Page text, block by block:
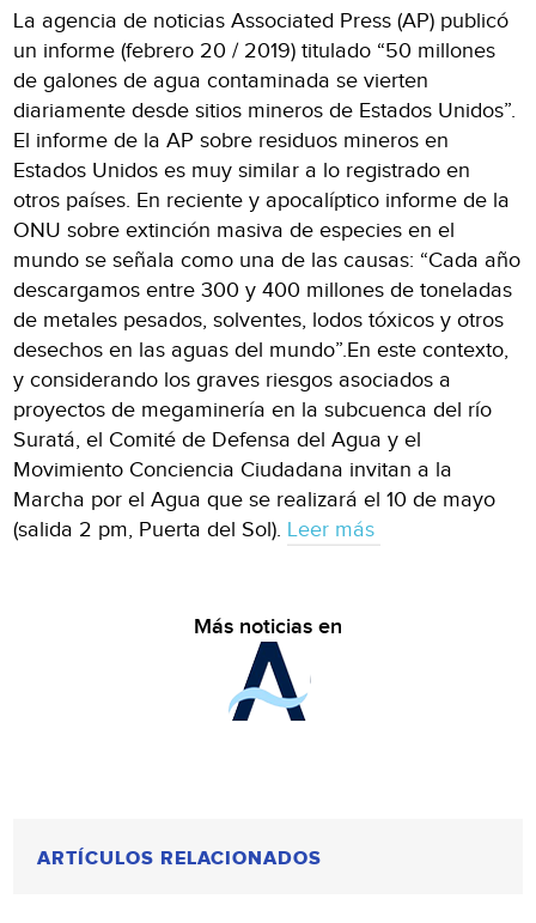
La agencia de noticias Associated Press (AP) publicó
un informe (febrero 20 / 2019) titulado “50 millones
de galones de agua contaminada se vierten
diariamente desde sitios mineros de Estados Unidos”.
El informe de la AP sobre residuos mineros en
Estados Unidos es muy similar a lo registrado en
otros países. En reciente y apocalíptico informe de la
ONU sobre extinción masiva de especies en el
mundo se señala como una de las causas: “Cada año
descargamos entre 300 y 400 millones de toneladas
de metales pesados, solventes, lodos tóxicos y otros
desechos en las aguas del mundo”.En este contexto,
y considerando los graves riesgos asociados a
proyectos de megaminería en la subcuenca del río
Suratá, el Comité de Defensa del Agua y el
Movimiento Conciencia Ciudadana invitan a la
Marcha por el Agua que se realizará el 10 de mayo
(salida 2 pm, Puerta del Sol). Leer más
Más noticias en
ARTÍCULOS RELACIONADOS